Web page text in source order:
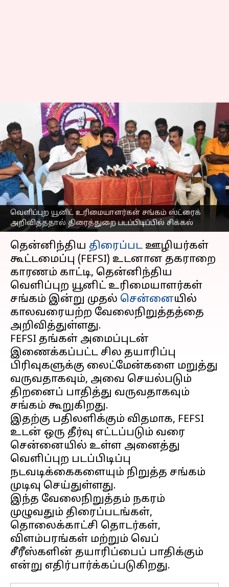
வெளிப்புற யூனிட் உரிமையாளர்கள் சங்கம் ஸ்ட்ரைக்
அறிவித்ததால் திரைத்துறை படப்பிடிப்பில் சிக்கல்
FEFSI உடன் மோதலால்
வெளிப்புற யூனிட்
உரிமையாளர்கள் சங்கம்
ஸ்ட்ரைக் அறிவிப்பு;
படப்பிடிப்பில் சிக்கல்
எழுதியவர் Sekar Chinnappan Apr 15, 2025 12:14 pm
செய்தி முன்னோட்டம்
தென்னிந்திய திரைப்பட ஊழியர்கள்
கூட்டமைப்பு (FEFSI) உடனான தகராறை
காரணம் காட்டி, தென்னிந்திய
வெளிப்புற யூனிட் உரிமையாளர்கள்
சங்கம் இன்று முதல் சென்னையில்
காலவரையற்ற வேலைநிறுத்தத்தை
அறிவித்துள்ளது.
FEFSI தங்கள் அமைப்புடன்
இணைக்கப்பட்ட சில தயாரிப்பு
பிரிவுகளுக்கு லைட்மேன்களை மறுத்து
வருவதாகவும், அவை செயல்படும்
திறனைப் பாதித்து வருவதாகவும்
சங்கம் கூறுகிறது.
இதற்கு பதிலளிக்கும் விதமாக, FEFSI
உடன் ஒரு தீர்வு எட்டப்படும் வரை
சென்னையில் உள்ள அனைத்து
வெளிப்புற படப்பிடிப்பு
நடவடிக்கைகளையும் நிறுத்த சங்கம்
முடிவு செய்துள்ளது.
இந்த வேலைநிறுத்தம் நகரம்
முழுவதும் திரைப்படங்கள்,
தொலைக்காட்சி தொடர்கள்,
விளம்பரங்கள் மற்றும் வெப்
சீரீஸ்களின் தயாரிப்பைப் பாதிக்கும்